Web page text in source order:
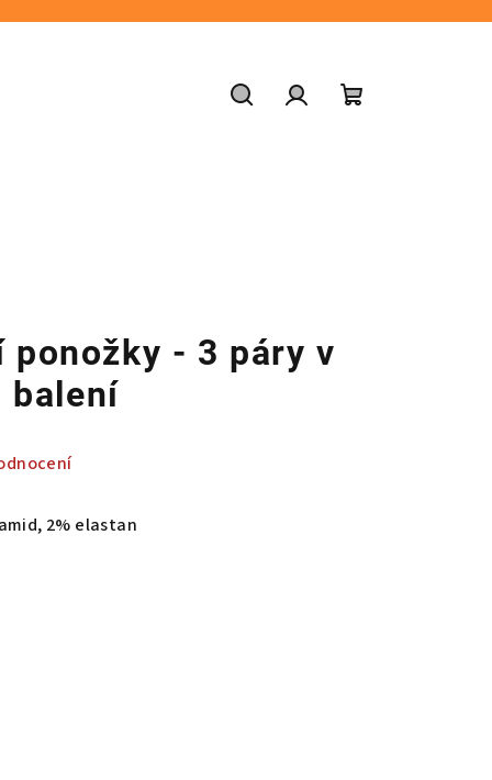
ponožky - 3 páry v
balení
2% elastan